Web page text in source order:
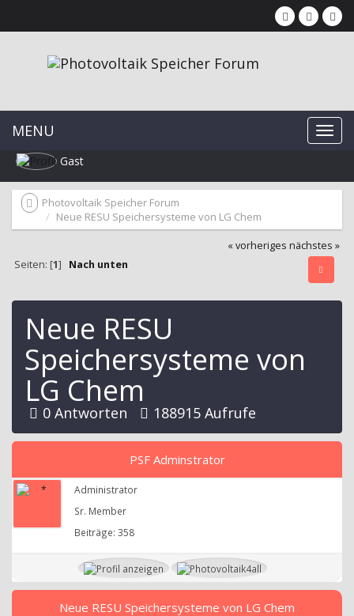
MENU
Gast
Photovoltaik Speicher Forum
Neue RESU Speichersysteme von LG Chem
« vorheriges nächstes »
Seiten: [1] Nach unten
Neue RESU
Speichersysteme von
LG Chem
0 Antworten 188915 Aufrufe
PSF Adminstrator
Administrator
Sr. Member
Beiträge: 358
Neue RESU Speichersysteme von LG Chem